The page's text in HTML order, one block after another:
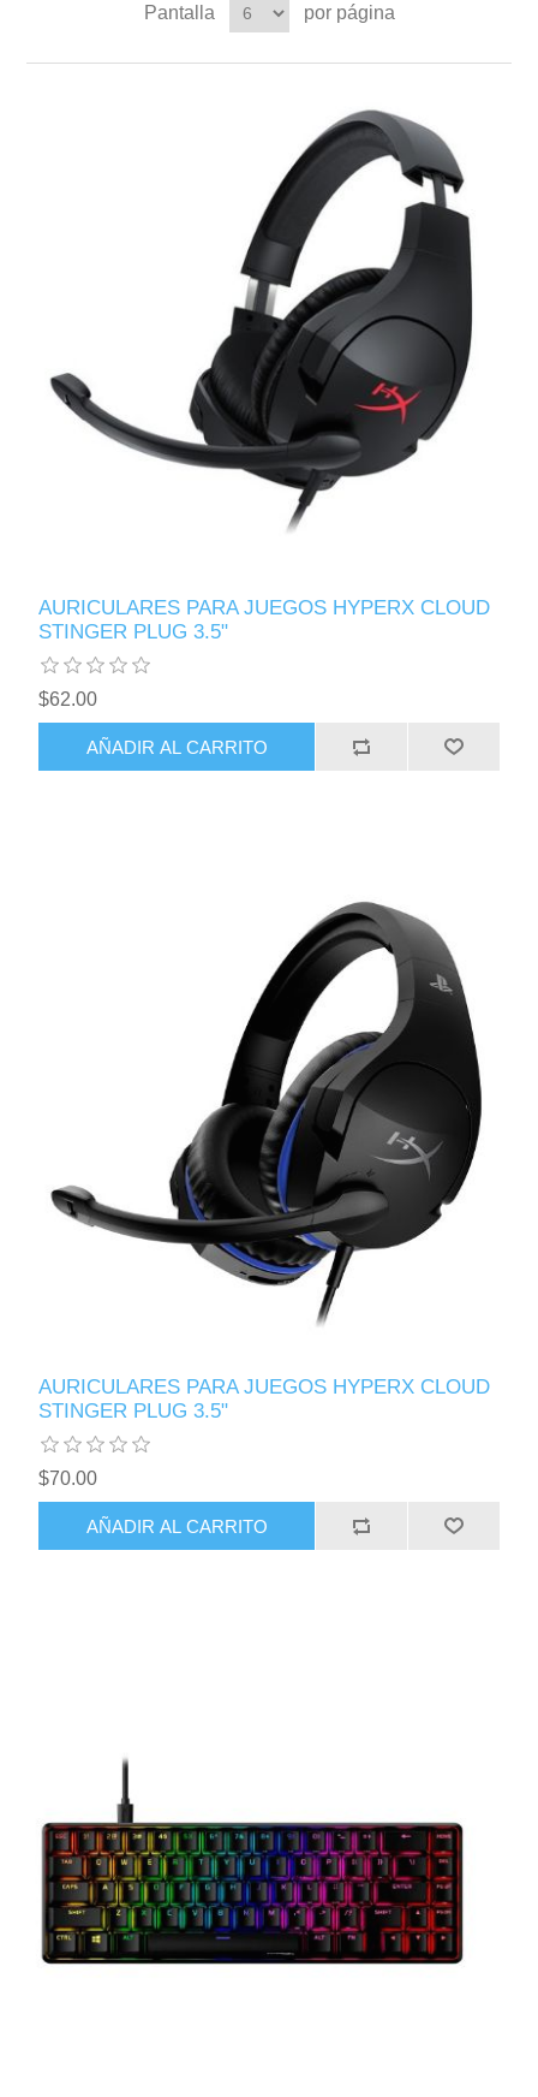
Pantalla por página
AURICULARES PARA JUEGOS HYPERX CLOUD
STINGER PLUG 3.5"
$62.00
AÑADIR AL CARRITO
AURICULARES PARA JUEGOS HYPERX CLOUD
STINGER PLUG 3.5"
$70.00
AÑADIR AL CARRITO